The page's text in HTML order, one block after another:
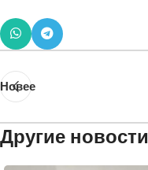
Новее
Другие новости